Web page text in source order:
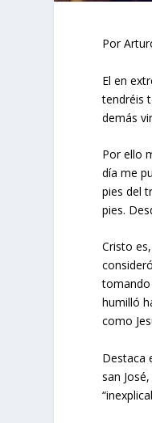
Por
El en
tendréis
demás
Por ello
día me
pies del
pies.
Cristo
tomando
humilló
como
Destaca
san